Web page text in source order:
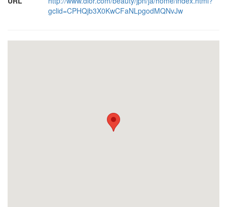
gclid=CPHQjb3X0KwCFaNLpgodMQNvJw